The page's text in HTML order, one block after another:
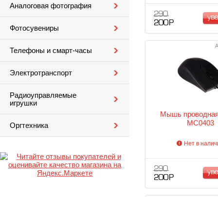
Аналоговая фотография
Фотосувениры
Телефоны и смарт-часы
Электротранспорт
Радиоуправляемые
игрушки
Оргтехника
290
200 Р
Мышь
MC0403
Нет в
290
200 Р